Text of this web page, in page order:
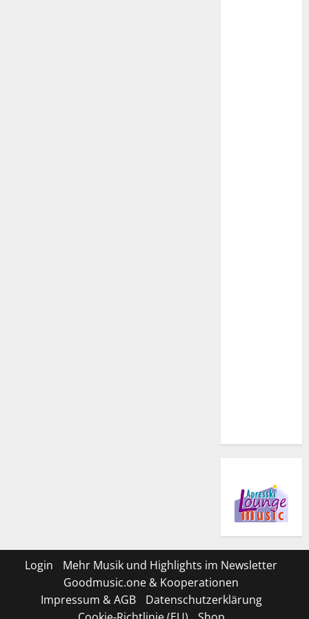
Login
Mehr Musik und Highlights im Newsletter
Goodmusic.one & Kooperationen
Impressum & AGB
Datenschutzerklärung